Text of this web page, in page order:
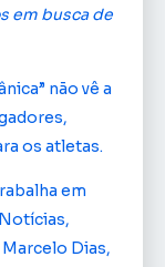
em busca de
não vê a
os atletas.
em
Dias,